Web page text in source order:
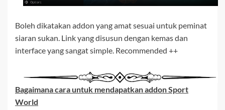
Boleh dikatakan addon yang amat sesuai untuk peminat
siaran sukan. Link yang disusun dengan kemas dan
interface yang sangat simple. Recommended ++
Bagaimana cara untuk mendapatkan addonSport
World